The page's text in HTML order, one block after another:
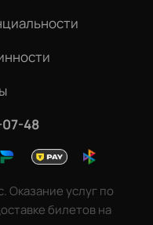
48
Оказание услуг по
билетов на